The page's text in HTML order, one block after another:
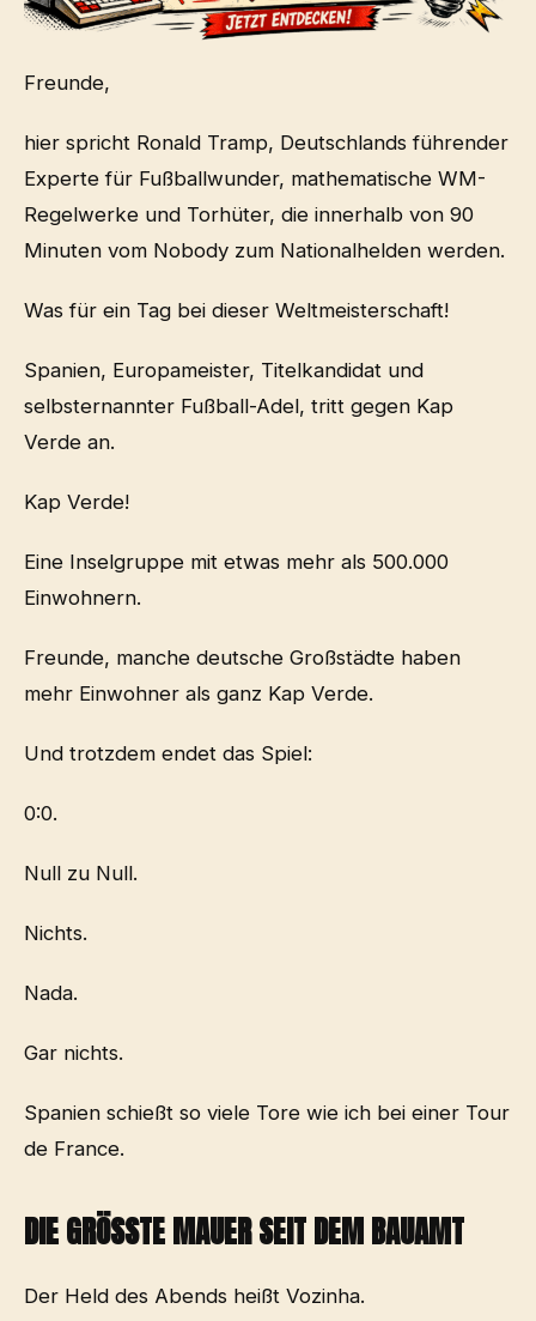
Freunde,
hier spricht Ronald Tramp, Deutschlands führender
Experte für Fußballwunder, mathematische WM-
Regelwerke und Torhüter, die innerhalb von 90
Minuten vom Nobody zum Nationalhelden werden.
Was für ein Tag bei dieser Weltmeisterschaft!
Spanien, Europameister, Titelkandidat und
selbsternannter Fußball-Adel, tritt gegen Kap
Verde an.
Kap Verde!
Eine Inselgruppe mit etwas mehr als 500.000
Einwohnern.
Freunde, manche deutsche Großstädte haben
mehr Einwohner als ganz Kap Verde.
Und trotzdem endet das Spiel:
0:0.
Null zu Null.
Nichts.
Nada.
Gar nichts.
Spanien schießt so viele Tore wie ich bei einer Tour
de France.
DIE GRÖSSTE MAUER SEIT DEM BAUAMT
Der Held des Abends heißt Vozinha.